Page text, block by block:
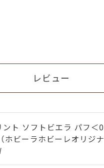
レビュー
ント ソフトビエラ パフ＜0
ホビーラホビーレオリジナ